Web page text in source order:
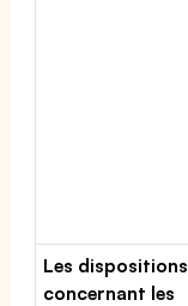
Les dispositions
concernant les